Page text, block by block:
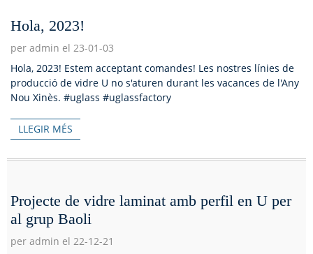
Hola, 2023!
per admin el 23-01-03
Hola, 2023! Estem acceptant comandes! Les nostres línies de
producció de vidre U no s'aturen durant les vacances de l'Any
Nou Xinès. #uglass #uglassfactory
LLEGIR MÉS
Projecte de vidre laminat amb perfil en U per
al grup Baoli
per admin el 22-12-21